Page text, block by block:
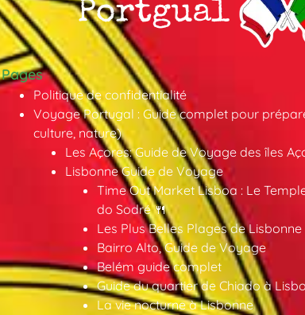
Pages
Politique de confidentialité
Voyage Portugal : Guide complet pour
culture, nature)
Les Açores: Guide de Voyage des îles
Lisbonne Guide de Voyage
Time Out Market Lisboa : Le
do Sodré 🍴
Les Plus Belles Plages de
Bairro Alto, Guide de Voyage
Belém guide complet
Guide du quartier de Chiado à
La vie nocturne à Lisbonne